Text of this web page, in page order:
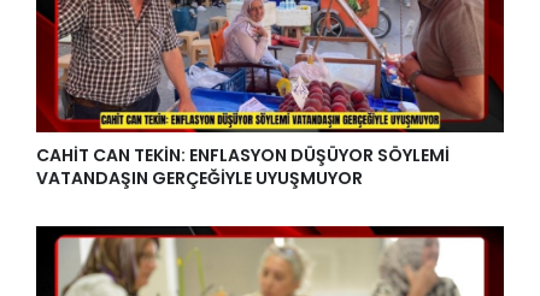
CAHİT CAN TEKİN: ENFLASYON DÜŞÜYOR SÖYLEMİ
VATANDAŞIN GERÇEĞİYLE UYUŞMUYOR